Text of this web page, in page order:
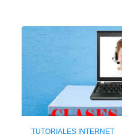
TUTORIALES INTERNET